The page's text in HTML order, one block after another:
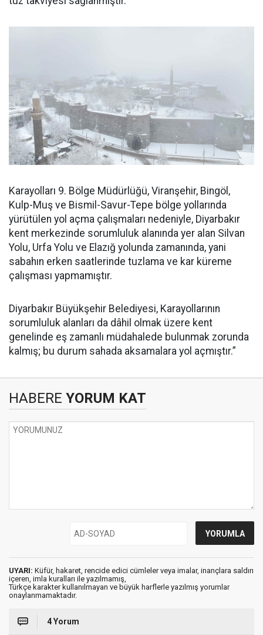
Karayolları 9. Bölge Müdürlüğü, Viranşehir, Bingöl,
Kulp-Muş ve Bismil-Savur-Tepe bölge yollarında
yürütülen yol açma çalışmaları nedeniyle, Diyarbakır
kent merkezinde sorumluluk alanında yer alan Silvan
Yolu, Urfa Yolu ve Elazığ yolunda zamanında, yani
sabahın erken saatlerinde tuzlama ve kar küreme
çalışması yapmamıştır.
Diyarbakır Büyükşehir Belediyesi, Karayollarının
sorumluluk alanları da dâhil olmak üzere kent
genelinde eş zamanlı müdahalede bulunmak zorunda
kalmış; bu durum sahada aksamalara yol açmıştır.”
HABERE YORUM KAT
UYARI: Küfür, hakaret, rencide edici cümleler veya imalar, inançlara saldırı
içeren, imla kuralları ile yazılmamış,
Türkçe karakter kullanılmayan ve büyük harflerle yazılmış yorumlar
onaylanmamaktadır.
4 Yorum